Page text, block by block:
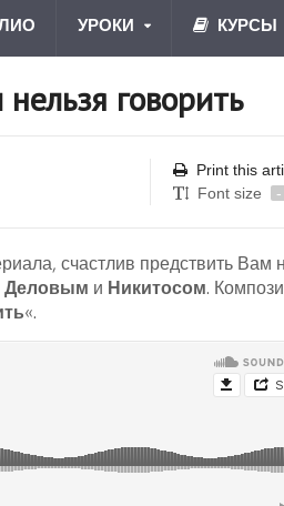
УРОКИ КУРСЫ
говорить
Print this
Font size
-
счастлив предствить Вам
и Никитосом.
«.